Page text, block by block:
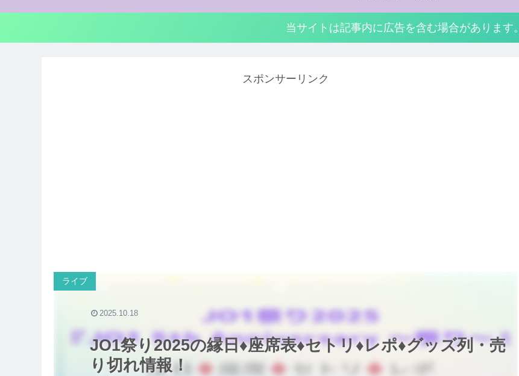
当サイトは記事内に広告を含む場合があります。
スポンサーリンク
JO1祭り2025の縁日♦️座席表♦️セトリ♦️レポ♦️グッズ列・売
り切れ情報！
ライブ
2025.10.18